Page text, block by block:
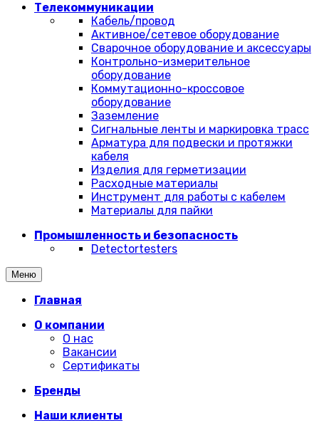
Телекоммуникации
Кабель/провод
Активное/сетевое оборудование
Сварочное оборудование и аксессуары
Контрольно-измерительное
оборудование
Коммутационно-кроссовое
оборудование
Заземление
Сигнальные ленты и маркировка трасс
Арматура для подвески и протяжки
кабеля
Изделия для герметизации
Расходные материалы
Инструмент для работы с кабелем
Материалы для пайки
Промышленность и безопасность
Detectortesters
Меню
Главная
О компании
О нас
Вакансии
Сертификаты
Бренды
Наши клиенты